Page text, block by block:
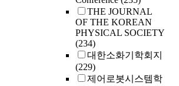
THE JOURNAL
OF THE KOREAN
PHYSICAL SOCIETY
(234)
대한소화기학회지
(229)
제어로봇시스템학